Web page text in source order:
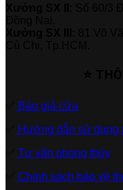
Báo giá cửa
Hướng dẫn sử dụng
Tư vấn phong thủy
Chính sách bảo vệ